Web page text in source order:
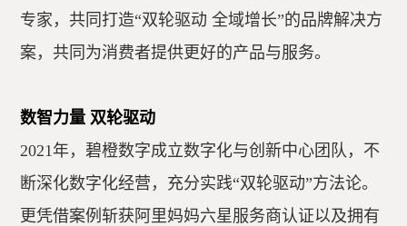
专家，共同打造“双轮驱动 全域增长”的品牌解决方
案，共同为消费者提供更好的产品与服务。
数智力量 双轮驱动
2021年，碧橙数字成立数字化与创新中心团队，不
断深化数字化经营，充分实践“双轮驱动”方法论。
更凭借案例斩获阿里妈妈六星服务商认证以及拥有